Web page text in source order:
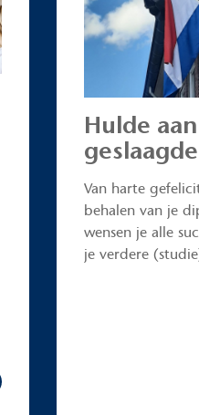
Hulde
Van harte
behalen van je
wensen je alle
je verdere